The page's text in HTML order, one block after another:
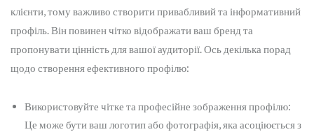
клієнти, тому важливо створити привабливий та інформативний
профіль. Він повинен чітко відображати ваш бренд та
пропонувати цінність для вашої аудиторії. Ось декілька порад
щодо створення ефективного профілю:
Використовуйте чітке та професійне зображення профілю:
Це може бути ваш логотип або фотографія, яка асоціюється з